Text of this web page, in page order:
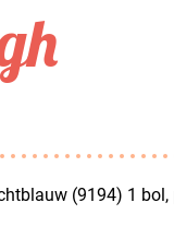
(9194) 1 bol,